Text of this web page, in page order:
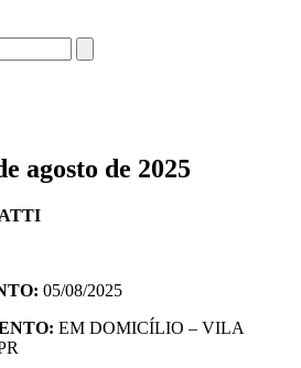
agosto de 2025
05/08/2025
EM DOMICÍLIO – VILA